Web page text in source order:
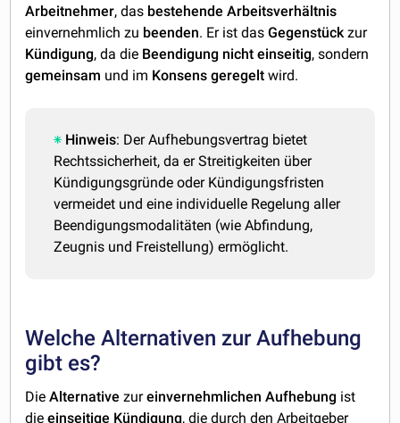
Arbeitnehmer, das bestehende Arbeitsverhältnis
einvernehmlich zu beenden. Er ist dasGegenstückzur
Kündigung, da die Beendigung nicht einseitig, sondern
gemeinsam und im Konsens geregelt wird.
Hinweis: Der Aufhebungsvertrag bietet
Rechtssicherheit, da er Streitigkeiten über
Kündigungsgründe oder Kündigungsfristen
vermeidet und eine individuelle Regelung aller
Beendigungsmodalitäten (wie Abfindung,
Zeugnis und Freistellung) ermöglicht.
Welche Alternativen zur Aufhebung
gibt es?
DieAlternative zureinvernehmlichen Aufhebung ist
dieeinseitige Kündigung, die durch den Arbeitgeber